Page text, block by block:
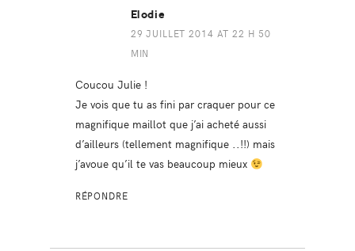
Elodie
29 JUILLET 2014 AT 22 H 50
MIN
Coucou Julie !
Je vois que tu as fini par craquer pour ce
magnifique maillot que j’ai acheté aussi
d’ailleurs (tellement magnifique ..!!) mais
j’avoue qu’il te vas beaucoup mieux
RÉPONDRE